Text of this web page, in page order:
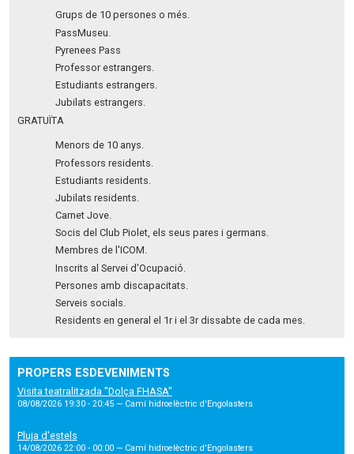
Grups de 10 persones o més.
PassMuseu.
Pyrenees Pass
Professor estrangers.
Estudiants estrangers.
Jubilats estrangers.
GRATUÏTA
Menors de 10 anys.
Professors residents.
Estudiants residents.
Jubilats residents.
Carnet Jove.
Socis del Club Piolet, els seus pares i germans.
Membres de l'ICOM.
Inscrits al Servei d'Ocupació.
Persones amb discapacitats.
Serveis socials.
Residents en general el 1r i el 3r dissabte de cada mes.
PROPERS ESDEVENIMENTS
Visita teatralitzada "Dolça FHASA"
08/08/2026 19:30 - 20:45 — Camí hidroelèctric d'Engolasters
Pluja d'estels
14/08/2026 22:00 - 00:00 — Camí hidroelèctric d'Engolasters